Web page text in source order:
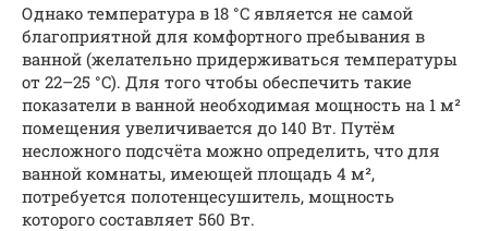
Однако температура в 18 °C является не самой
благоприятной для комфортного пребывания в
ванной (желательно придерживаться температуры
от 22–25 °C). Для того чтобы обеспечить такие
показатели в ванной необходимая мощность на 1 м²
помещения увеличивается до 140 Вт. Путём
несложного подсчёта можно определить, что для
ванной комнаты, имеющей площадь 4 м²,
потребуется полотенцесушитель, мощность
которого составляет 560 Вт.